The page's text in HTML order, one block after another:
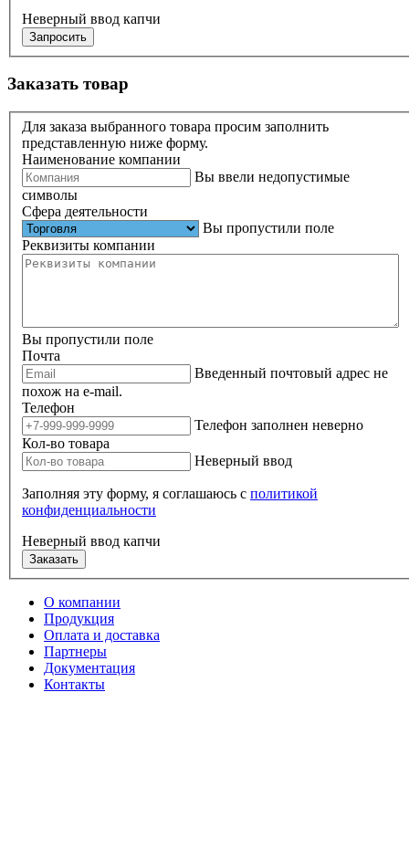
Неверный ввод капчи
Запросить
Заказать товар
Для заказа выбранного товара просим заполнить
представленную ниже форму.
Наименование компании
Вы ввели недопустимые
символы
Сфера деятельности
Вы пропустили поле
Реквизиты компании
Вы пропустили поле
Почта
Введенный почтовый адрес не
похож на e-mail.
Телефон
Телефон заполнен неверно
Кол-во товара
Неверный ввод
Заполняя эту форму, я соглашаюсь с политикой
конфиденциальности
Неверный ввод капчи
Заказать
О компании
Продукция
Оплата и доставка
Партнеры
Документация
Контакты